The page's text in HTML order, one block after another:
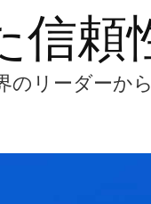
信頼
のリーダーか